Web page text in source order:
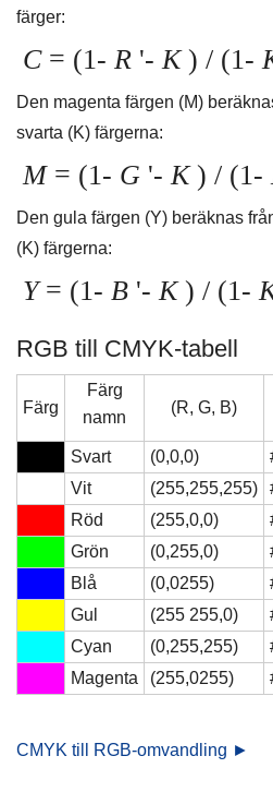
färger:
C= (1- R '-K) / (1-
Den magenta färgen (M)
svarta (K) färgerna:
M= (1- G '-K) / (1-
Den gula färgen (Y) beräknas
(K) färgerna:
Y= (1- B '-K) / (1-
RGB till CMYK-tabell
Färg
Färg
namn
(R, G, B)
Svart (0,0,0)
Vit
(255,255,255)
Röd
(255,0,0)
Grön
(0,255,0)
Blå
(0,0255)
Gul
(255 255,0)
Cyan
(0,255,255)
Magenta
(255,0255)
CMYK till RGB-omvandling ►